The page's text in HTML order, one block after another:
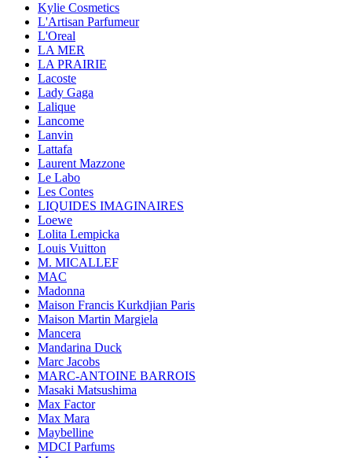
Kylie Cosmetics
L'Artisan Parfumeur
L'Oreal
LA MER
LA PRAIRIE
Lacoste
Lady Gaga
Lalique
Lancome
Lanvin
Lattafa
Laurent Mazzone
Le Labo
Les Contes
LIQUIDES IMAGINAIRES
Loewe
Lolita Lempicka
Louis Vuitton
M. MICALLEF
MAC
Madonna
Maison Francis Kurkdjian Paris
Maison Martin Margiela
Mancera
Mandarina Duck
Marc Jacobs
MARC-ANTOINE BARROIS
Masaki Matsushima
Max Factor
Max Mara
Maybelline
MDCI Parfums